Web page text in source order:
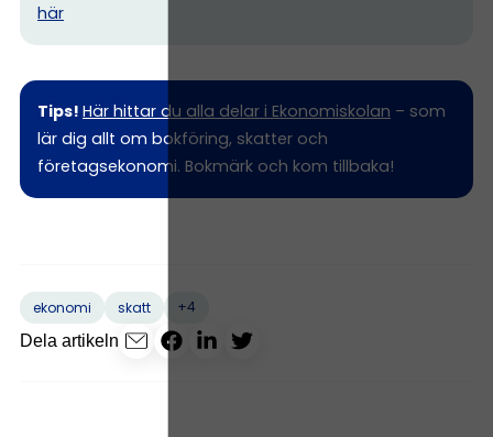
här
Tips! Här hittar du alla delar i Ekonomiskolan – som
lär dig allt om bokföring, skatter och
företagsekonomi. Bokmärk och kom tillbaka!
ekonomi skatt
+4
Dela artikeln